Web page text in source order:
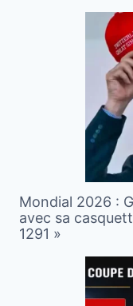
Mondial 2026 :
avec sa
1291 »